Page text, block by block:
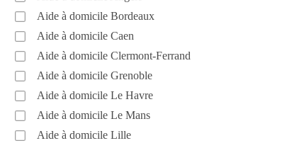
Aide à domicile Bordeaux
Aide à domicile Caen
Aide à domicile Clermont-Ferrand
Aide à domicile Grenoble
Aide à domicile Le Havre
Aide à domicile Le Mans
Aide à domicile Lille